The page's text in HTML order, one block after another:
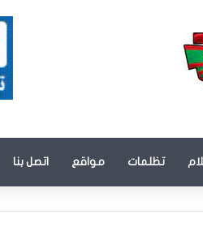
تظلمات مواقع اتصل بنا